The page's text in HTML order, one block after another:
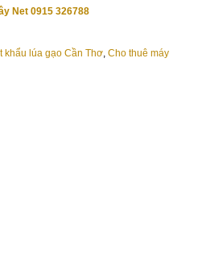
Net 0915 326788
khẩu lúa gạo Cần Thơ, Cho thuê máy